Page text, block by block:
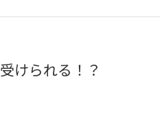
けられる！？